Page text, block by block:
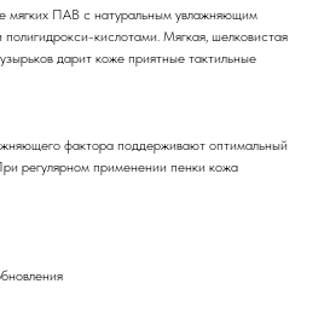
мягких ПАВ с натуральным увлажняющим
кислотами. Мягкая, шелковистая
дарит коже приятные тактильные
фактора поддерживают оптимальный
регулярном применении пенки кожа